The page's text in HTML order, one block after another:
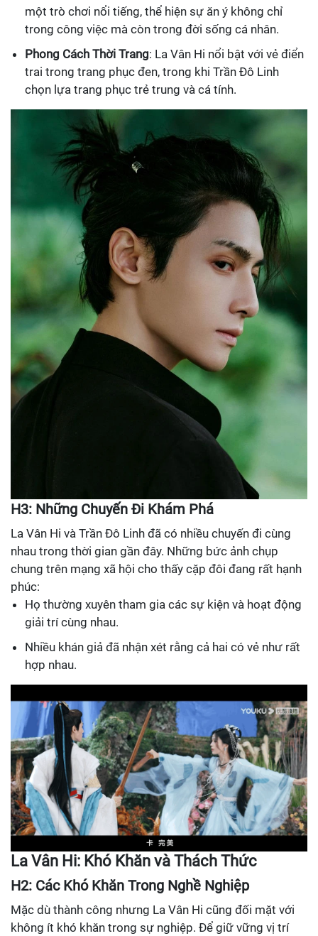
một trò chơi nổi tiếng, thể hiện sự ăn ý không chỉ
trong công việc mà còn trong đời sống cá nhân.
Phong Cách Thời Trang: La Vân Hi nổi bật với vẻ điển
trai trong trang phục đen, trong khi Trần Đô Linh
chọn lựa trang phục trẻ trung và cá tính.
H3: Những Chuyến Đi Khám Phá
La Vân Hi và Trần Đô Linh đã có nhiều chuyến đi cùng
nhau trong thời gian gần đây. Những bức ảnh chụp
chung trên mạng xã hội cho thấy cặp đôi đang rất hạnh
phúc:
Họ thường xuyên tham gia các sự kiện và hoạt động
giải trí cùng nhau.
Nhiều khán giả đã nhận xét rằng cả hai có vẻ như rất
hợp nhau.
La Vân Hi: Khó Khăn và Thách Thức
H2: Các Khó Khăn Trong Nghề Nghiệp
Mặc dù thành công nhưng La Vân Hi cũng đối mặt với
không ít khó khăn trong sự nghiệp. Để giữ vững vị trí